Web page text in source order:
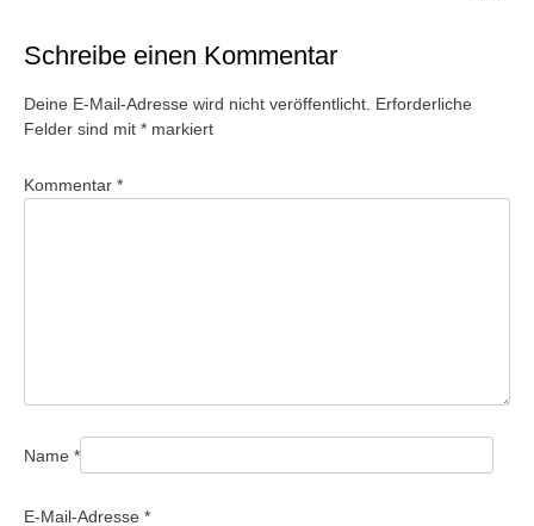
Schreibe einen Kommentar
Deine E-Mail-Adresse wird nicht veröffentlicht. Erforderliche
Felder sind mit * markiert
Kommentar *
Name *
E-Mail-Adresse *